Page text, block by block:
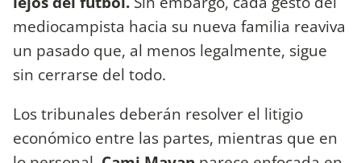
mediocampista hacia su nueva familia reaviva
un pasado que, al menos legalmente, sigue
sin cerrarse del todo.
Los tribunales deberán resolver el litigio
económico entre las partes, mientras que en